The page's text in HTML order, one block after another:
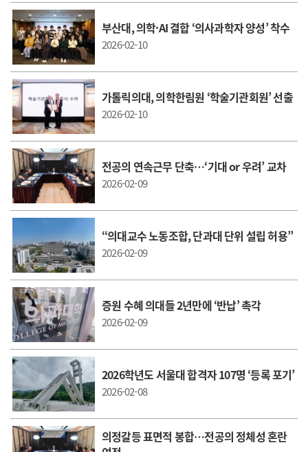
부산대, 의학·AI 결합 ‘의사과학자 양성’ 착수
2026-02-10
가톨릭의대, 의학한림원 ‘학술기관회원’ 선출
2026-02-10
전공의 연속근무 단축…‘기대 or 우려’ 교차
2026-02-09
“의대교수 노동조합, 단과대 단위 설립 허용”
2026-02-09
증원 수혜 의대들 2년만에 ‘반납’ 촉각
2026-02-09
2026학년도 서울대 합격자 107명 ‘등록 포기’
2026-02-08
의정갈등 표면적 봉합…전공의 정체성 혼란